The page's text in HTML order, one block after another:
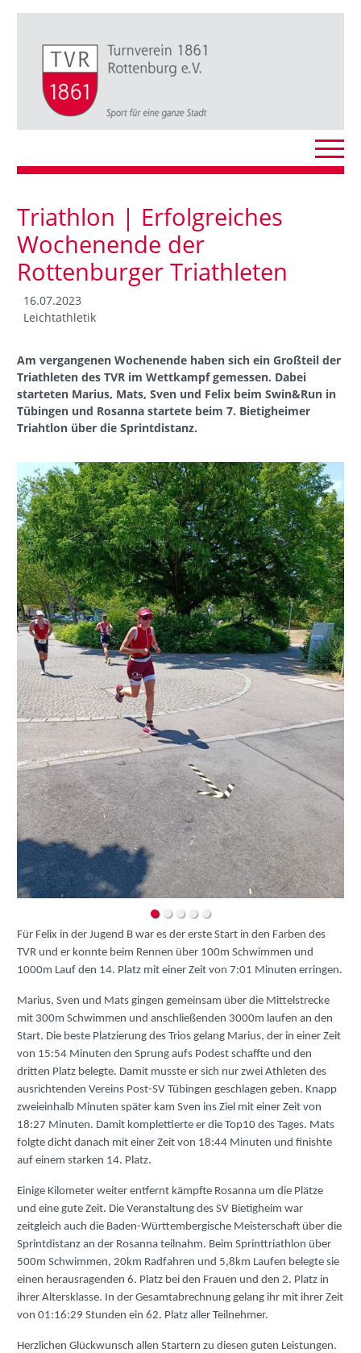
Triathlon | Erfolgreiches
Wochenende der
Rottenburger Triathleten
16.07.2023
Leichtathletik
Am vergangenen Wochenende haben sich ein Großteil der
Triathleten des TVR im Wettkampf gemessen. Dabei
starteten Marius, Mats, Sven und Felix beim Swin&Run in
Tübingen und Rosanna startete beim 7. Bietigheimer
Triahtlon über die Sprintdistanz.
Für Felix in der Jugend B war es der erste Start in den Farben des
TVR und er konnte beim Rennen über 100m Schwimmen und
1000m Lauf den 14. Platz mit einer Zeit von 7:01 Minuten erringen.
Marius, Sven und Mats gingen gemeinsam über die Mittelstrecke
mit 300m Schwimmen und anschließenden 3000m laufen an den
Start. Die beste Platzierung des Trios gelang Marius, der in einer Zeit
von 15:54 Minuten den Sprung aufs Podest schaffte und den
dritten Platz belegte. Damit musste er sich nur zwei Athleten des
ausrichtenden Vereins Post-SV Tübingen geschlagen geben. Knapp
zweieinhalb Minuten später kam Sven ins Ziel mit einer Zeit von
18:27 Minuten. Damit komplettierte er die Top10 des Tages. Mats
folgte dicht danach mit einer Zeit von 18:44 Minuten und finishte
auf einem starken 14. Platz.
Einige Kilometer weiter entfernt kämpfte Rosanna um die Plätze
und eine gute Zeit. Die Veranstaltung des SV Bietigheim war
zeitgleich auch die Baden-Württembergische Meisterschaft über die
Sprintdistanz an der Rosanna teilnahm. Beim Sprinttriathlon über
500m Schwimmen, 20km Radfahren und 5,8km Laufen belegte sie
einen herausragenden 6. Platz bei den Frauen und den 2. Platz in
ihrer Altersklasse. In der Gesamtabrechnung gelang ihr mit ihrer Zeit
von 01:16:29 Stunden ein 62. Platz aller Teilnehmer.
Herzlichen Glückwunsch allen Startern zu diesen guten Leistungen.